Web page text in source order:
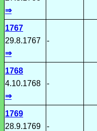
⇒
1767
29.8.1767
⇒
-
1768
4.10.1768
⇒
-
1769
28.9.1769
-